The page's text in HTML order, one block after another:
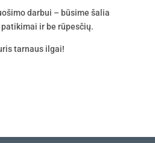
darbui – būsime šalia
ir be rūpesčių.
tarnaus ilgai!